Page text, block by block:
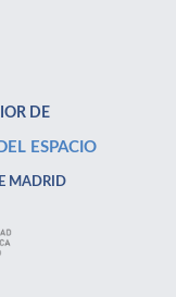
DE
ESPACIO
MADRID